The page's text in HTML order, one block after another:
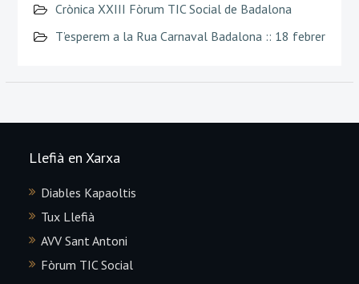
Crònica XXIII Fòrum TIC Social de Badalona
T’esperem a la Rua Carnaval Badalona :: 18 febrer
Llefià en Xarxa
Diables Kapaoltis
Tux Llefià
AVV Sant Antoni
Fòrum TIC Social